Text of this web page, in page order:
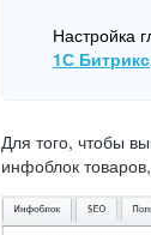
Настройка
1С Битрикс
Для того, чтобы
инфоблок